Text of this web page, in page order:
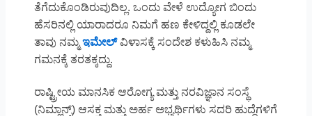
ತೆಗೆದುಕೊಂಡಿರುವುದಿಲ್ಲ. ಒಂದು ವೇಳೆ ಉದ್ಯೋಗ ಬಿಂದು
ಹೆಸರಿನಲ್ಲಿ ಯಾರಾದರೂ ನಿಮಗೆ ಹಣ ಕೇಳಿದ್ದಲ್ಲಿ ಕೂಡಲೇ
ತಾವು ನಮ್ಮಇಮೇಲ್ವಿಳಾಸಕ್ಕೆ ಸಂದೇಶ ಕಳುಹಿಸಿ ನಮ್ಮ
ಗಮನಕ್ಕೆ ತರತಕ್ಕದ್ದು.
ರಾಷ್ಟ್ರೀಯ ಮಾನಸಿಕ ಆರೋಗ್ಯ ಮತ್ತು ನರವಿಜ್ಞಾನ ಸಂಸ್ಥೆ
(ನಿಮ್ಹಾನ್ಸ್) ಆಸಕ್ತ ಮತ್ತು ಅರ್ಹ ಅಭ್ಯರ್ಥಿಗಳು ಸದರಿ ಹುದ್ದೆಗಳಿಗೆ